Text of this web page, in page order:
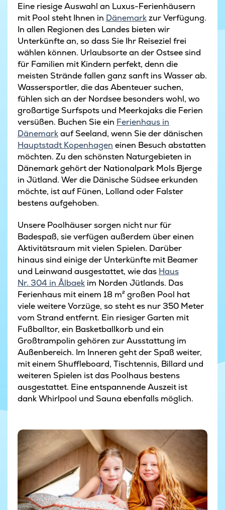
Eine riesige Auswahl an Luxus-Ferienhäusern
mit Pool steht Ihnen in Dänemarkzur Verfügung.
In allen Regionen des Landes bieten wir
Unterkünfte an, so dass Sie Ihr Reiseziel frei
wählen können. Urlaubsorte an der Ostsee sind
für Familien mit Kindern perfekt, denn die
meisten Strände fallen ganz sanft ins Wasser ab.
Wassersportler, die das Abenteuer suchen,
fühlen sich an der Nordsee besonders wohl, wo
großartige Surfspots und Meerkajaks die Ferien
versüßen. Buchen Sie ein Ferienhaus in
Dänemarkauf Seeland, wenn Sie der dänischen
Hauptstadt Kopenhagen einen Besuch abstatten
möchten. Zu den schönsten Naturgebieten in
Dänemark gehört der Nationalpark Mols Bjerge
in Jütland. Wer die Dänische Südsee erkunden
möchte, ist auf Fünen, Lolland oder Falster
bestens aufgehoben.
Unsere Poolhäuser sorgen nicht nur für
Badespaß, sie verfügen außerdem über einen
Aktivitätsraum mit vielen Spielen. Darüber
hinaus sind einige der Unterkünfte mit Beamer
und Leinwand ausgestattet, wie das Haus
Nr. 304 in Ålbaek im Norden Jütlands. Das
Ferienhaus mit einem 18 m² großen Pool hat
viele weitere Vorzüge, so steht es nur 350 Meter
vom Strand entfernt. Ein riesiger Garten mit
Fußballtor, ein Basketballkorb und ein
Großtrampolin gehören zur Ausstattung im
Außenbereich. Im Inneren geht der Spaß weiter,
mit einem Shuffleboard, Tischtennis, Billard und
weiteren Spielen ist das Poolhaus bestens
ausgestattet. Eine entspannende Auszeit ist
dank Whirlpool und Sauna ebenfalls möglich.